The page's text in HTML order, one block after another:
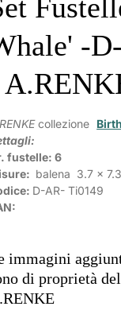
-
collezione
fustelle: 6
balena 3.7 x
D-AR- Ti0149
immagini
di proprietà